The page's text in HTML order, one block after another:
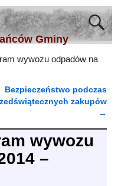
Gminy
wywozu odpadów na
Bezpieczeństwo podczas
zakupów
→
wywozu
–